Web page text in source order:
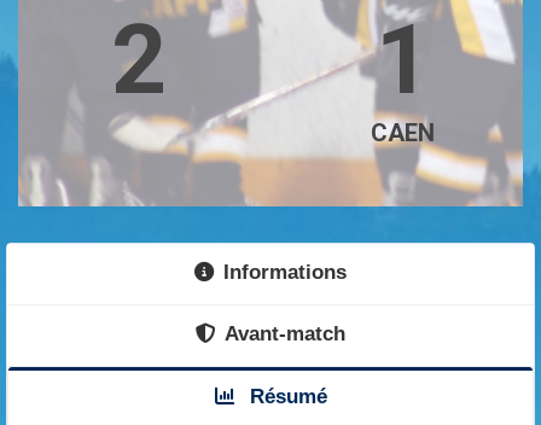
2 1
CAEN
Informations
Avant-match
Résumé